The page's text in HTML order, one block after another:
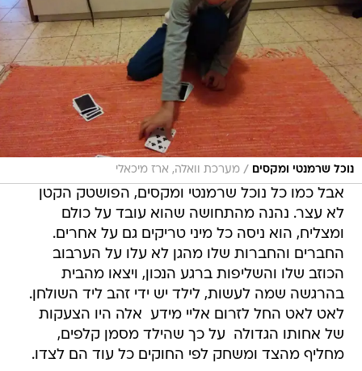
נוכל שרמנטי ומקסים / מערכת וואלה, ארז מיכאלי
אבל כמו כל נוכל שרמנטי ומקסים, הפושטק הקטן
לא עצר. נהנה מהתחושה שהוא עובד על כולם
ומצליח, הוא ניסה כל מיני טריקים גם על אחרים.
החברים והחברות שלו מהגן לא עלו על הערבוב
הכוזב שלו והשליפות ברגע הנכון, ויצאו מהבית
בהרגשה שמה לעשות, לילד יש ידי זהב ליד השולחן.
לאט לאט החל לזרום אליי מידע  אלה היו הצעקות
של אחותו הגדולה  על כך שהילד מסמן קלפים,
מחליף מהצד ומשחק לפי החוקים כל עוד הם לצדו.